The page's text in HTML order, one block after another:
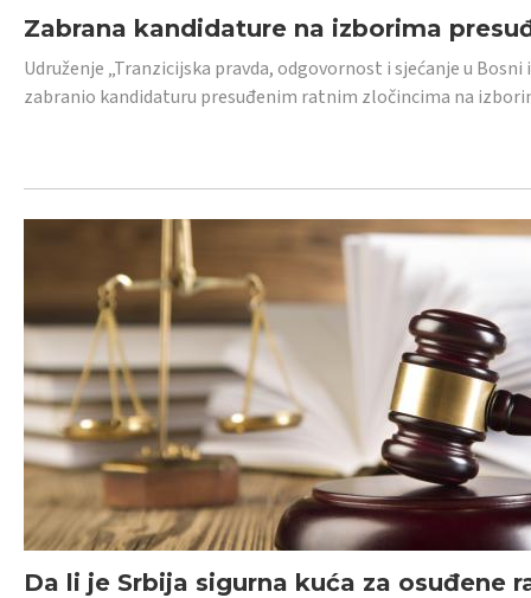
Zabrana kandidature na izborima
Udruženje „Tranzicijska pravda, odgovornost i sjećanje u
zabranio kandidaturu presuđenim ratnim zločincima na
Da li je Srbija sigurna kuća za osuđene